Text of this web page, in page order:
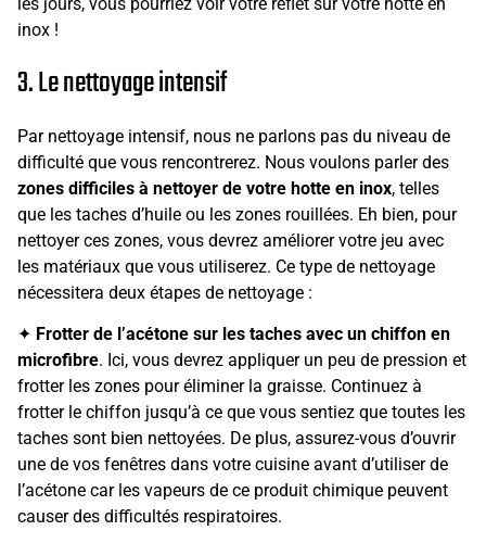
inox !
3. Le nettoyage intensif
Par nettoyage intensif, nous ne parlons pas du niveau de
difficulté que vous rencontrerez. Nous voulons parler des
zones difficiles à nettoyer de votre hotte en inox, telles
que les taches d’huile ou les zones rouillées. Eh bien, pour
nettoyer ces zones, vous devrez améliorer votre jeu avec
les matériaux que vous utiliserez. Ce type de nettoyage
nécessitera deux étapes de nettoyage :
✦ Frotter de l’acétone sur les taches avec un chiffon en
microfibre. Ici, vous devrez appliquer un peu de pression et
frotter les zones pour éliminer la graisse. Continuez à
frotter le chiffon jusqu’à ce que vous sentiez que toutes les
taches sont bien nettoyées. De plus, assurez-vous d’ouvrir
une de vos fenêtres dans votre cuisine avant d’utiliser de
l’acétone car les vapeurs de ce produit chimique peuvent
causer des difficultés respiratoires.